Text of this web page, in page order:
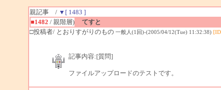
親記事 / ▼[ 1483 ]
■1482 / 親階層)
てすと
□投稿者/ とおりすがりのもの 一般人(1回)-(2005/04/12(Tue) 11:32:38)
記事内容:[質問]
ファイルアップロードのテストです。